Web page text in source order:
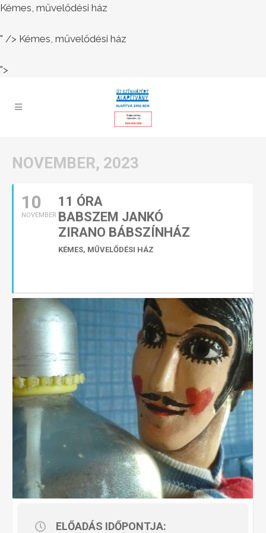
Kémes, művelődési ház
" /> Kémes, művelődési ház
">
NOVEMBER, 2023
10
NOVEMBER
11 ÓRA
BABSZEM JANKÓ
ZIRANO BÁBSZÍNHÁZ
KÉMES, MŰVELŐDÉSI HÁZ
ELŐADÁS IDŐPONTJA: